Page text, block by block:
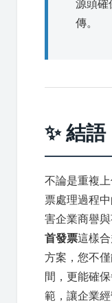
源頭確
傳。
✨ 結語
不論是重複
票處理過程
害企業商譽
首發票這樣
方案，您不
間，更能確
範，讓企業經